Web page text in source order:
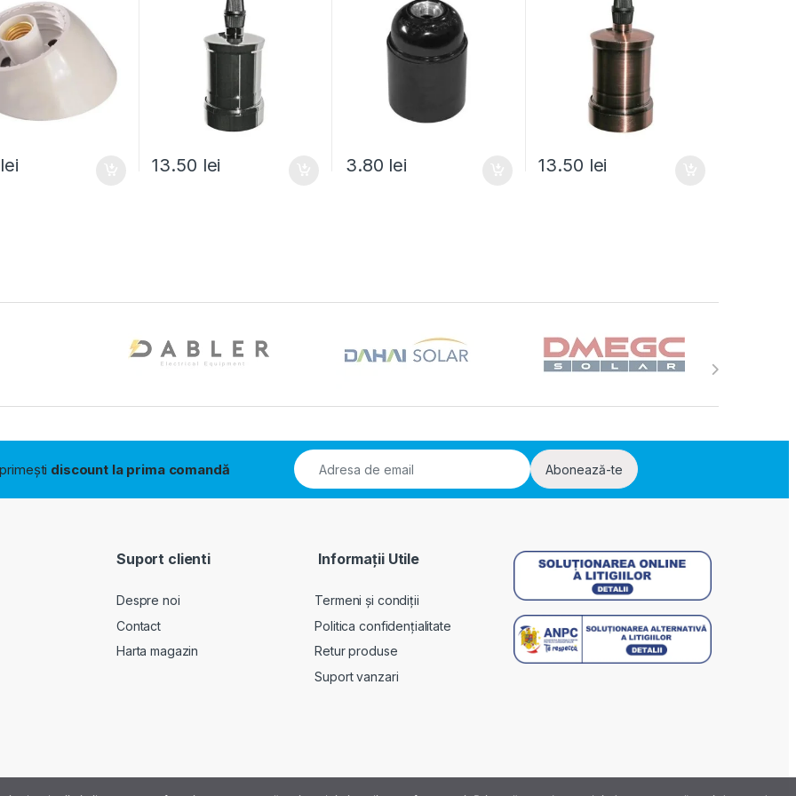
lei 13.50 lei 3.80 lei 13.50 lei
discount la prima comandă Abonează-te
Suport clienti
Despre noi
Contact
Harta magazin
Informații Utile
Termeni și condiții
Politica confidențialitate
Retur produse
Suport vanzari